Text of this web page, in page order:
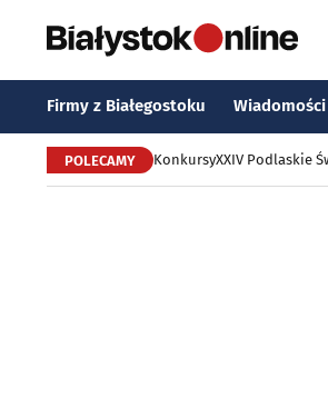
Firmy z Białegostoku Wiadomości
POLECAMY KonkursyXXIV Podlaskie